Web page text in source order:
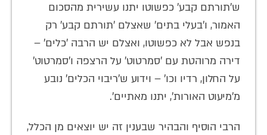
ש'תורתם קבע' כפשוטו יתנו עשירית מהסכום
האמור, ו'בעלי בתים' שאצלם 'תורתם קבע' רק
בנפש אבל לא כפשוטו, ואצלם יש הרבה 'כלים' –
דירה מרוהטת עם 'סמרטוט' על הרצפה ו'סמרטוט'
על החלון, רדיו וכו' – וידוע ש'ריבוי הכלים' נובע
מ'מיעוט האורות', יתנו מאתיים'.
הרבי הוסיף והבהיר שבענין זה יש יוצאים מן הכלל,